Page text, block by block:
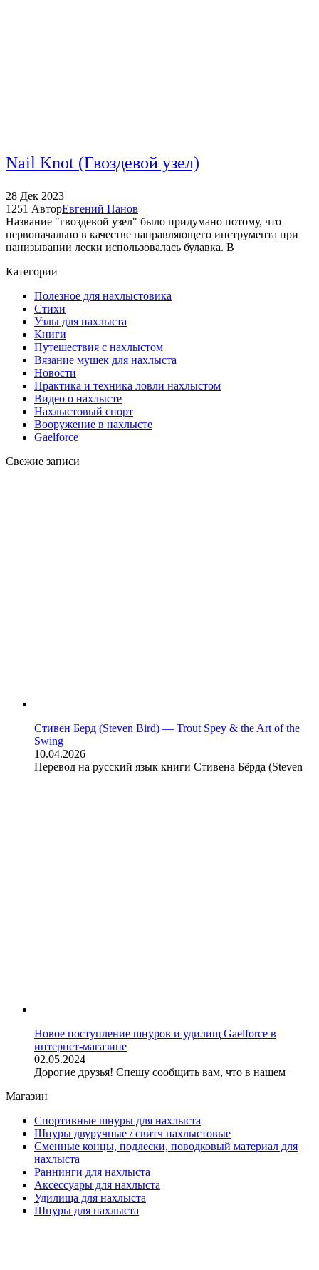
Nail Knot (Гвоздевой узел)
28 Дек 2023
1251 АвторЕвгений Панов
Название "гвоздевой узел" было придумано потому, что
первоначально в качестве направляющего инструмента при
нанизывании лески использовалась булавка. В
Категории
Полезное для нахлыстовика
Стихи
Узлы для нахлыста
Книги
Путешествия с нахлыстом
Вязание мушек для нахлыста
Новости
Практика и техника ловли нахлыстом
Видео о нахлысте
Нахлыстовый спорт
Вооружение в нахлысте
Gaelforce
Свежие записи
Стивен Берд (Steven Bird) — Trout Spey & the Art of the
Swing
10.04.2026
Перевод на русский язык книги Стивена Бёрда (Steven
Новое поступление шнуров и удилищ Gaelforce в
интернет-магазине
02.05.2024
Дорогие друзья! Спешу сообщить вам, что в нашем
Магазин
Спортивные шнуры для нахлыста
Шнуры двуручные / свитч нахлыстовые
Сменные концы, подлески, поводковый материал для
нахлыста
Раннинги для нахлыста
Аксессуары для нахлыста
Удилища для нахлыста
Шнуры для нахлыста